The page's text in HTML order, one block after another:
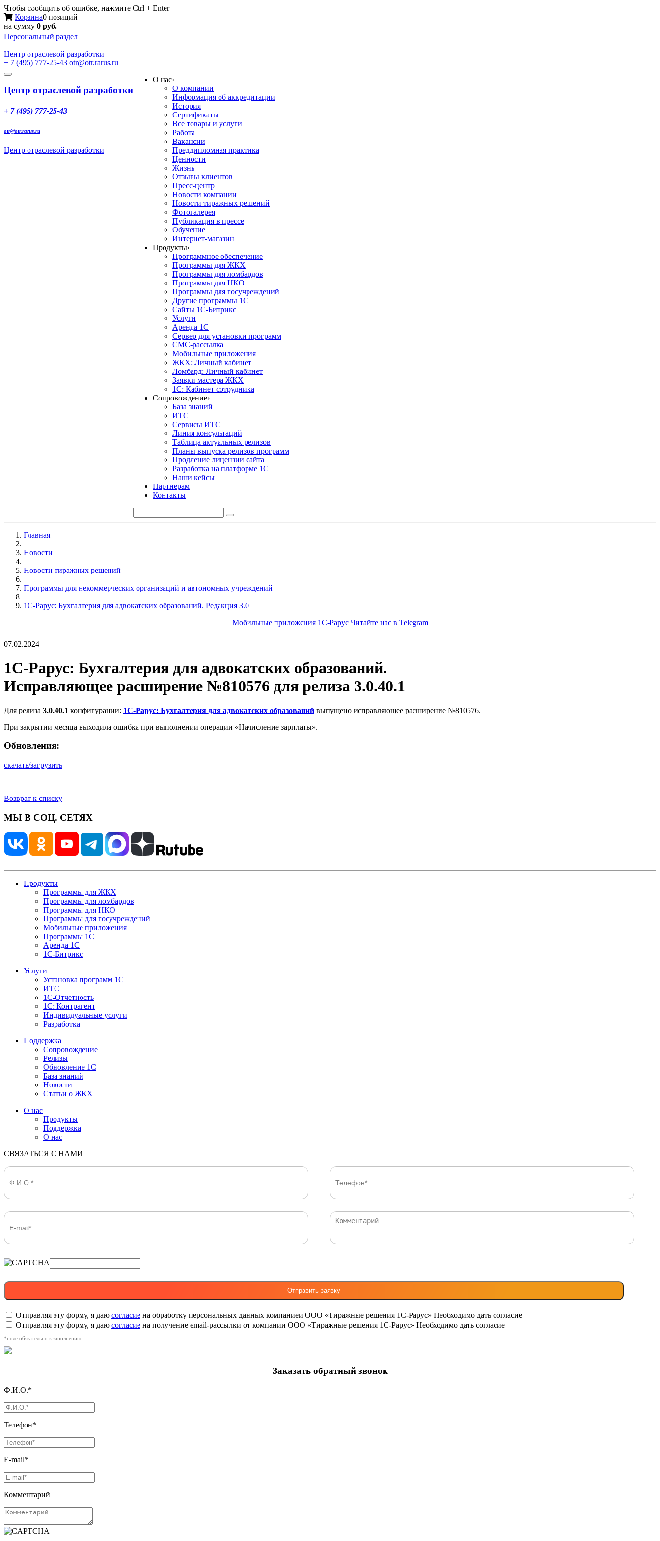
Чтобы сообщить об ошибке, нажмите Ctrl + Enter
Корзина0 позиций
на сумму 0 руб.
Персональный раздел
Центр отраслевой разработки
+ 7 (495) 777-25-43 otr@otr.rarus.ru
Toggle
Меню
Центр отраслевой разработки
+ 7 (495) 777-25-43
otr@otr.rarus.ru
Центр отраслевой разработки
О нас›
О компании
Информация об аккредитации
История
Сертификаты
Все товары и услуги
Работа
Вакансии
Преддипломная практика
Ценности
Жизнь
Отзывы клиентов
Пресс-центр
Новости компании
Новости тиражных решений
Фотогалерея
Публикация в прессе
Обучение
Интернет-магазин
Продукты›
Программное обеспечение
Программы для ЖКХ
Программы для ломбардов
Программы для НКО
Программы для госучреждений
Другие программы 1С
Сайты 1С-Битрикс
Услуги
Аренда 1С
Сервер для установки программ
СМС-рассылка
Мобильные приложения
ЖКХ: Личный кабинет
Ломбард: Личный кабинет
Заявки мастера ЖКХ
1С: Кабинет сотрудника
Сопровождение›
База знаний
ИТС
Сервисы ИТС
Линия консультаций
Таблица актуальных релизов
Планы выпуска релизов программ
Продление лицензии сайта
Разработка на платформе 1С
Наши кейсы
Партнерам
Контакты
Главная
Новости
Новости тиражных решений
Программы для некоммерческих организаций и автономных учреждений
1С-Рарус: Бухгалтерия для адвокатских образований. Редакция 3.0
Мобильные приложения 1С-Рарус Читайте нас в Telegram
07.02.2024
1С-Рарус: Бухгалтерия для адвокатских образований.
Исправляющее расширение №810576 для релиза 3.0.40.1
Для релиза 3.0.40.1 конфигурации: 1С-Рарус: Бухгалтерия для адвокатских образований выпущено исправляющее расширение №810576.
При закрытии месяца выходила ошибка при выполнении операции «Начисление зарплаты».
Обновления:
скачать/загрузить
Возврат к списку
МЫ В СОЦ. СЕТЯХ
Продукты
Программы для ЖКХ
Программы для ломбардов
Программы для НКО
Программы для госучреждений
Мобильные приложения
Программы 1С
Аренда 1С
1С-Битрикс
Услуги
Установка программ 1С
ИТС
1С-Отчетность
1С: Контрагент
Индивидуальные услуги
Разработка
Поддержка
Сопровождение
Релизы
Обновление 1С
База знаний
Новости
Статьи о ЖКХ
О нас
Продукты
Поддержка
О нас
СВЯЗАТЬСЯ С НАМИ
Отправляя эту форму, я даю согласие на обработку персональных данных компанией ООО «Тиражные решения 1С-Рарус» Необходимо дать согласие
Отправляя эту форму, я даю согласие на получение email-рассылки от компании ООО «Тиражные решения 1С-Рарус» Необходимо дать согласие
*поле обязательно к заполнению
Заказать обратный звонок
Ф.И.О.*
Телефон*
E-mail*
Комментарий